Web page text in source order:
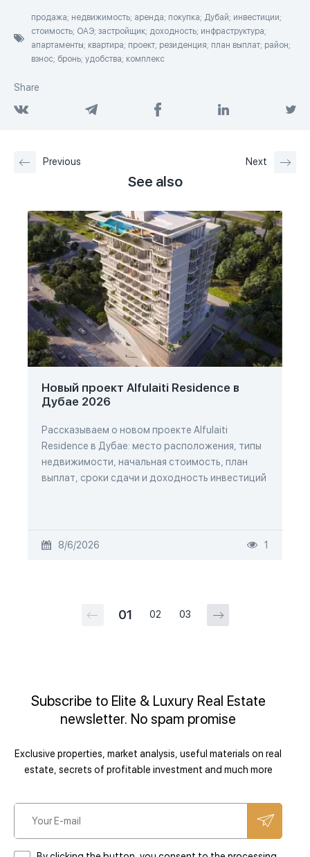
продажа; недвижимость; аренда; покупка; Дубай; инвестиции;
стоимость; ОАЭ; застройщик; доходность; инфраструктура;
апартаменты; квартира; проект; резиденция; план выплат; район;
взнос; бронь; удобства; комплекс
Share
Previous Next
See also
Новый проект Alfulaiti Residence в
Дубае 2026
Рассказываем о новом проекте Alfulaiti
Residence в Дубае: место расположения, типы
недвижимости, начальная стоимость, план
выплат, сроки сдачи и доходность инвестиций
8/6/2026 1
01 02 03
Subscribe to Elite & Luxury Real Estate
newsletter. No spam promise
Exclusive properties, market analysis, useful materials on real
estate, secrets of profitable investment and much more